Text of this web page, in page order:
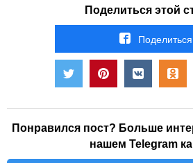
Поделиться этой
Поделиться
Понравился пост? Больше
нашем Telegram